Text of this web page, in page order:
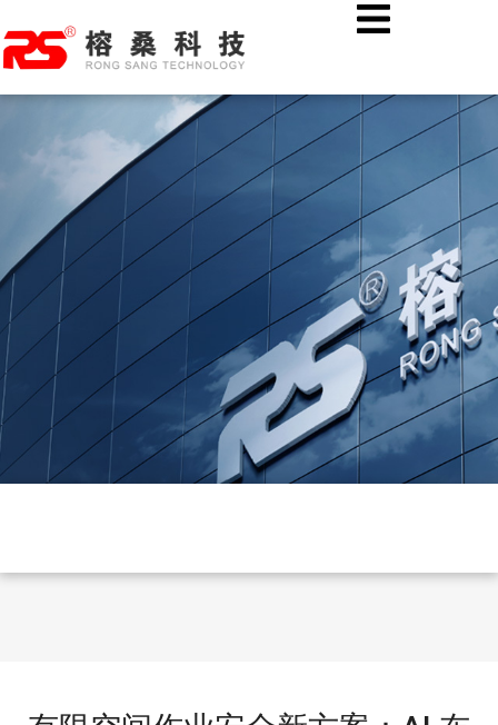
至
内
容
热烈欢迎湖北溢丰数字科技股份有限公司各位领导莅临榕桑科技